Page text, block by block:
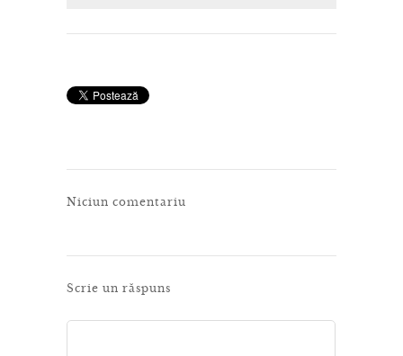
Niciun comentariu
Scrie un răspuns